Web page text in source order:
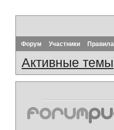
Форум Участники Правила
Активные темы